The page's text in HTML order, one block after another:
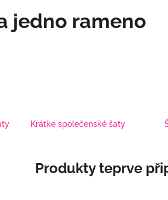
jedno rameno
Krátke společenské šaty
Produkty teprve
2 808 Kč